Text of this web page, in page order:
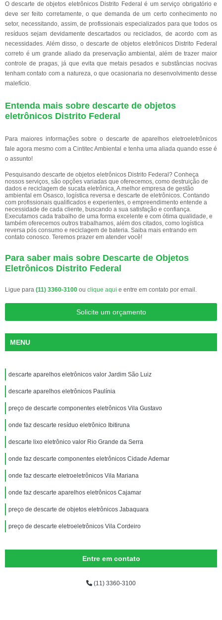
O descarte de objetos eletrônicos Distrito Federal é um serviço obrigatório e
deve ser feito corretamente, o que demanda de um certo conhecimento no
setor, necessitando, assim, de profissionais especializados para que todos os
resíduos sejam devidamente descartados ou reciclados, de acordo com as
necessidades. Além disso, o descarte de objetos eletrônicos Distrito Federal
correto é um grande aliado da preservação ambiental, além de trazer maior
controle de pragas, já que evita que metais pesados e substâncias nocivas
tenham contato com a natureza, o que ocasionaria no desenvolvimento desse
malefício.
Entenda mais sobre descarte de objetos
eletrônicos Distrito Federal
Para maiores informações sobre o descarte de aparelhos eletroeletrônicos
fale agora mesmo com a Cintitec Ambiental e tenha uma aliada quando esse é
o assunto!
Pesquisando descarte de objetos eletrônicos Distrito Federal? Conheça
nossos serviços, são opções variadas que oferecemos, como destruição de
dados e reciclagem de sucata eletrônica, A melhor empresa de gestão
ambiental em Osasco, logística reversa e descarte de eletrônicos. Contando
com profissionais qualificados e experientes, o empreendimento entende a
necessidade de cada cliente, buscando a sua satisfação e confiança.
Executamos cada trabalho de uma forma excelente e com ótima qualidade, e
também oferecemos outros trabalhamos, além dos citados, como logística
reversa pós consumo e reciclagem de bateria. Saiba mais entrando em
contato conosco. Teremos prazer em atender você!
Para saber mais sobre Descarte de Objetos
Eletrônicos Distrito Federal
Ligue para (11) 3360-3100 ou clique aqui e entre em contato por email.
Solicite um orçamento
MENU
descarte aparelhos eletrônicos valor Jardim São Luiz
descarte aparelhos eletrônicos Paulínia
preço de descarte componentes eletrônicos Vila Gustavo
onde faz descarte resíduo eletrônico Ibitiruna
descarte lixo eletrônico valor Rio Grande da Serra
onde faz descarte componentes eletrônicos Cidade Ademar
onde faz descarte eletroeletrônicos Vila Mariana
onde faz descarte aparelhos eletrônicos Cajamar
preço de descarte de objetos eletrônicos Jabaquara
preço de descarte eletroeletrônicos Vila Cordeiro
Entre em contato
(11) 3360-3100